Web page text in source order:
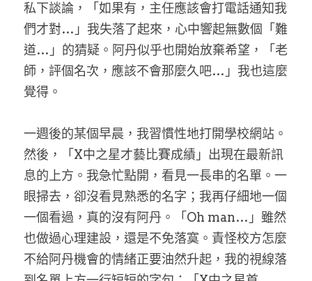
私下談論，「如果有，主任應該會打電話通知我
們才對…」我失落了起來，心中響起無數個「難
道…」的猜疑。阿丹似乎也開始放棄希望，「老
師，評個名次，應該不會那麼久吧…」我也這麼
覺得。
一週後的某個早晨，我習慣性地打開學校網站。
然後，「X中之星才藝比賽成績」出現在最新訊
息的上方。我急忙點開，看見一長串的名單。一
眼掃去，卻沒看見熟悉的名字；我再仔細地一個
一個看過，真的沒有阿丹。「Oh man…」雖然
也做過心理建設，還是不免落寞。責怪校方怎麼
不給阿丹機會的情緒正要油然升起，我的視線落